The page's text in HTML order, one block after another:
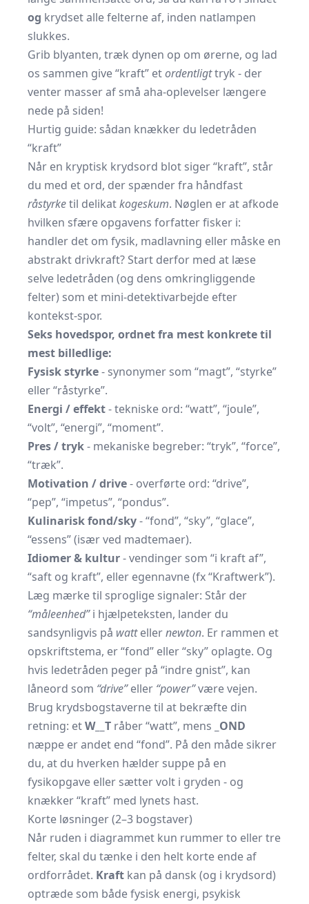
og krydset alle felterne af, inden natlampen
slukkes.
Grib blyanten, træk dynen op om ørerne, og lad
os sammen give “kraft” etordentligttryk - der
venter masser af små aha-oplevelser længere
nede på siden!
Hurtig guide: sådan knækker du ledetråden
“kraft”
Når en kryptisk krydsord blot siger “kraft”, står
du med et ord, der spænder fra håndfast
råstyrketil delikatkogeskum. Nøglen er at afkode
hvilken sfære opgavens forfatter fisker i:
handler det om fysik, madlavning eller måske en
abstrakt drivkraft? Start derfor med at læse
selve ledetråden (og dens omkringliggende
felter) som et mini-detektivarbejde efter
kontekst-spor.
Seks hovedspor, ordnet fra mest konkrete til
mest billedlige:
Fysisk styrke- synonymer som “magt”, “styrke”
eller “råstyrke”.
Energi / effekt- tekniske ord: “watt”, “joule”,
“volt”, “energi”, “moment”.
Pres / tryk- mekaniske begreber: “tryk”, “force”,
“træk”.
Motivation / drive- overførte ord: “drive”,
“pep”, “impetus”, “pondus”.
Kulinarisk fond/sky- “fond”, “sky”, “glace”,
“essens” (især ved madtemaer).
Idiomer & kultur- vendinger som “i kraft af”,
“saft og kraft”, eller egennavne (fx “Kraftwerk”).
Læg mærke til sproglige signaler: Står der
“måleenhed”i hjælpeteksten, lander du
sandsynligvis på wattellernewton. Er rammen et
opskriftstema, er “fond” eller “sky” oplagte. Og
hvis ledetråden peger på “indre gnist”, kan
låneord som “drive”eller “power”være vejen.
Brug krydsbogstaverne til at bekræfte din
retning: etW__T råber “watt”, mens _OND
næppe er andet end “fond”. På den måde sikrer
du, at du hverken hælder suppe på en
fysikopgave eller sætter volt i gryden - og
knækker “kraft” med lynets hast.
Korte løsninger (2–3 bogstaver)
Når ruden i diagrammet kun rummer to eller tre
felter, skal du tænke i den helt korte ende af
ordforrådet. Kraft kan på dansk (og i krydsord)
optræde som både fysisk energi, psykisk